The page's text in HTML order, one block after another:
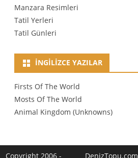
Manzara Resimleri
Tatil Yerleri
Tatil Günleri
İNGILIZCE YAZILAR
Firsts Of The World
Mosts Of The World
Animal Kingdom (Unknowns)
Copyright 2006 - DenizTopu.com